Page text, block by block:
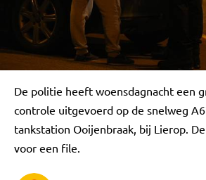
De politie heeft woensdagnacht een
controle uitgevoerd op de snelweg
tankstation Ooijenbraak, bij Lierop.
voor een file.